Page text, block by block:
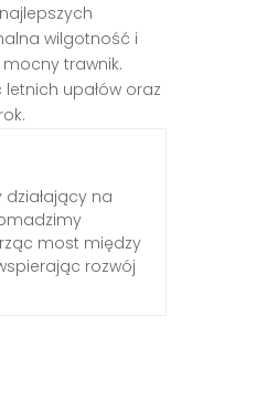
wilgotność i
trawnik.
upałów oraz
na
most między
rozwój